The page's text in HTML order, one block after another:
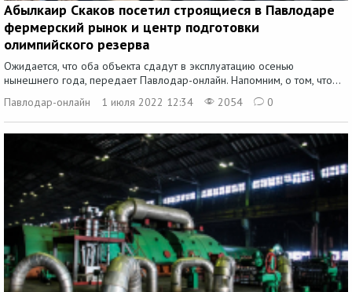
Абылкаир Скаков посетил строящиеся в Павлодаре
фермерский рынок и центр подготовки
олимпийского резерва
Ожидается, что оба объекта сдадут в эксплуатацию осенью
нынешнего года, передает Павлодар-онлайн. Напомним, о том, что...
Павлодар-онлайн
1 июля 2022 12:34 2054 0